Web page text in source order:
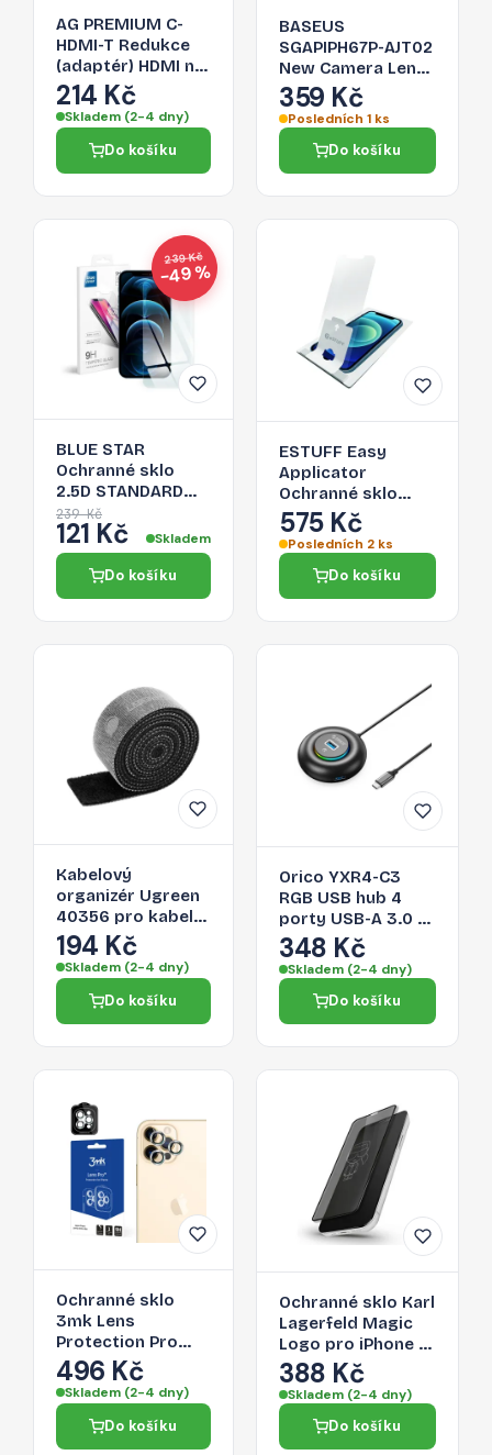
AG PREMIUM C-
HDMI-T Redukce
(adaptér) HDMI na
USB-C 3.1, délka
17cm, bílo-stříbrná
214 Kč
Skladem (2-4 dny)
Do košíku
BASEUS
SGAPIPH67P-AJT02
New Camera Lens
- Ochranné sklo
pro kamery iPhone
12 Pro Max, 2-pack
359 Kč
Posledních 1 ks
Do košíku
239 Kč
−49 %
BLUE STAR
Ochranné sklo
2.5D STANDARD
0.3mm pro iPhone
12 Pro Max, čiré
239 Kč
121 Kč Skladem
Do košíku
ESTUFF Easy
Applicator
Ochranné sklo
2.5D STANDARD
0.33mm pro
iPhone 12 Pro Max,
montážní rámeček
575 Kč
Posledních 2 ks
Do košíku
Kabelový
organizér Ugreen
40356 pro kabely
- černá
194 Kč
Skladem (2-4 dny)
Do košíku
Orico YXR4-C3
RGB USB hub 4
porty USB-A 3.0 s
audio/mikrofonním
portem 0,3 m –
černý
348 Kč
Skladem (2-4 dny)
Do košíku
Ochranné sklo
3mk Lens
Protection Pro
pro iPhone 12 Pro
Max - černé
496 Kč
Skladem (2-4 dny)
Do košíku
Ochranné sklo Karl
Lagerfeld Magic
Logo pro iPhone 12
Pro Max -
transparentní
388 Kč
Skladem (2-4 dny)
Do košíku